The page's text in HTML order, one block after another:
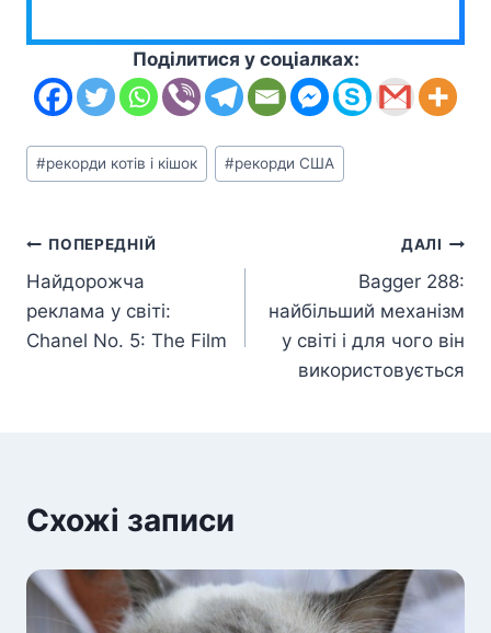
Поділитися у соціалках:
Позначки
запису:
#рекорди котів і кішок #рекорди США
Навігація
записів
ПОПЕРЕДНІЙ
Найдорожча
реклама у світі:
Chanel No. 5: The Film
ДАЛІ
Bagger 288:
найбільший механізм
у світі і для чого він
використовується
Схожі записи